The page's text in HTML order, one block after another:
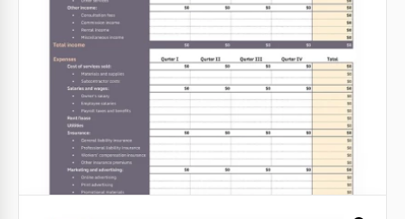
Budget annuel de marketing avec